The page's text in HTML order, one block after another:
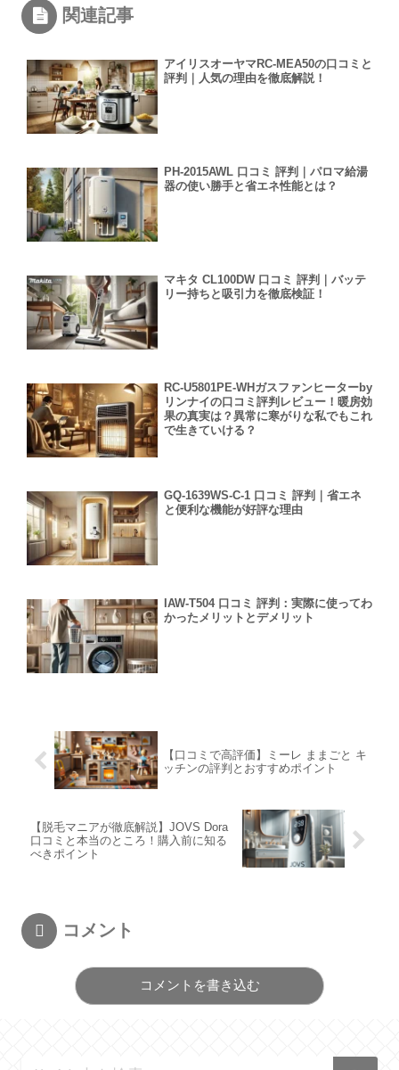
関連記事
アイリスオーヤマRC-MEA50の口コミと
評判｜人気の理由を徹底解説！
PH-2015AWL 口コミ 評判｜パロマ給湯
器の使い勝手と省エネ性能とは？
マキタ CL100DW 口コミ 評判｜バッテ
リー持ちと吸引力を徹底検証！
RC-U5801PE-WHガスファンヒーターby
リンナイの口コミ評判レビュー！暖房効
果の真実は？異常に寒がりな私でもこれ
で生きていける？
GQ-1639WS-C-1 口コミ 評判｜省エネ
と便利な機能が好評な理由
IAW-T504 口コミ 評判：実際に使ってわ
かったメリットとデメリット
【口コミで高評価】ミーレ ままごと キ
ッチンの評判とおすすめポイント
【脱毛マニアが徹底解説】JOVS Dora
口コミと本当のところ！購入前に知る
べきポイント
コメント
コメントを書き込む